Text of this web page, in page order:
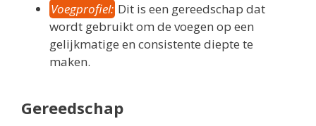
Voegprofiel: Dit is een gereedschap dat
wordt gebruikt om de voegen op een
gelijkmatige en consistente diepte te
maken.
Gereedschap